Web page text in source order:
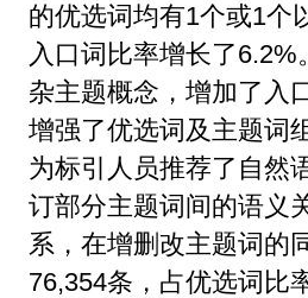
的优选词均有1个或1个
入口词比率增长了
杂主题概念，增加了入
增强了优选词及主题词
为标引人员推荐了自然
订部分主题词间的语义
系，在增删改主题词的
76,354条，占优选词比